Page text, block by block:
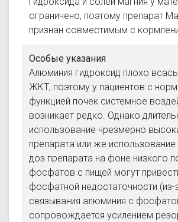
ограничено, поэтому препарат
признан совместимым с
Особые указания
Алюминия гидроксид плохо
ЖКТ, поэтому у пациентов с
функцией почек системное
возникает редко. Однако
использование чрезмерно
препарата или же
доз препарата на фоне низкого
фосфатов с пищей могут
фосфатной недостаточности (из-
связывания алюминия с
сопровождается усилением